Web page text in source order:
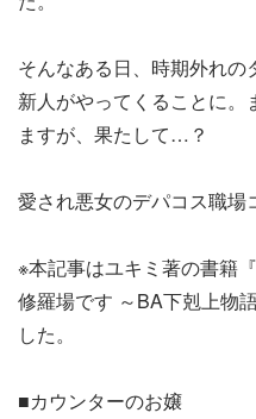
そんなある日、時期外れ
新人がやってくることに
ますが、果たして…？
愛され悪女のデパコス職場
※本記事はユキミ著の書籍
修羅場です ～BA下剋上物
した。
■カウンターのお嬢